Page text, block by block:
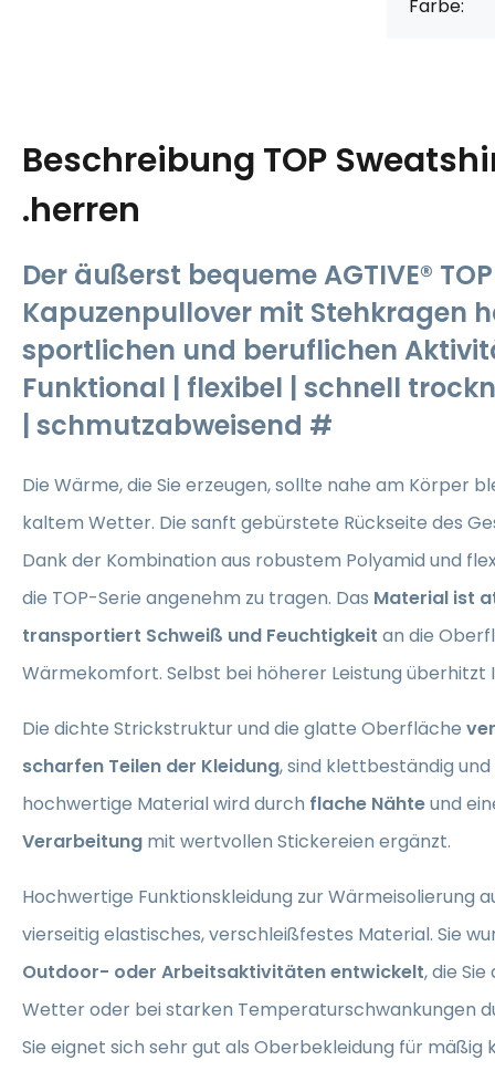
Farbe:
Beschreibung TOP
.herren
Der äußerst bequeme AGTIVE® TOP
Kapuzenpullover mit Stehkragen
sportlichen und beruflichen
Funktional | flexibel | schnell
| schmutzabweisend #
Die Wärme, die Sie erzeugen, sollte nahe am Körper
kaltem Wetter. Die sanft gebürstete Rückseite des
Dank der Kombination aus robustem Polyamid und
die TOP-Serie angenehm zu tragen. Das Material ist
transportiert Schweiß und Feuchtigkeit an die
Wärmekomfort. Selbst bei höherer Leistung überhitzt
Die dichte Strickstruktur und die glatte Oberfläche
scharfen Teilen der Kleidung, sind klettbeständig
hochwertige Material wird durch flache Nähteund
Verarbeitung mit wertvollen Stickereien ergänzt.
Hochwertige Funktionskleidung zur Wärmeisolierung
vierseitig elastisches, verschleißfestes Material. Sie
Outdoor- oder Arbeitsaktivitäten entwickelt, die
Wetter oder bei starken Temperaturschwankungen
Sie eignet sich sehr gut als Oberbekleidung für mäßig